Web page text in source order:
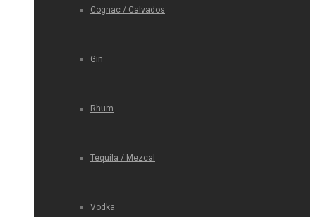
Cognac / Calvados
Gin
Rhum
Tequila / Mezcal
Vodka